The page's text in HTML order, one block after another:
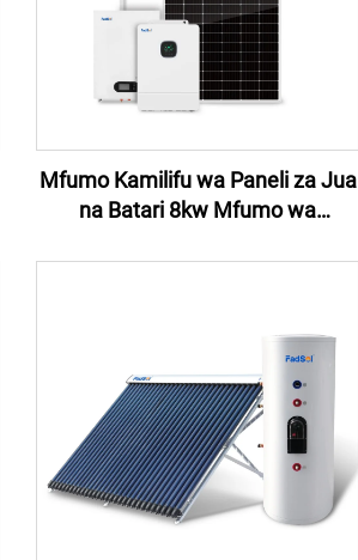
Mfumo Kamilifu wa Paneli za Jua
na Batari 8kw Mfumo wa
Uzito 8kw Mfumo wa Kienergia